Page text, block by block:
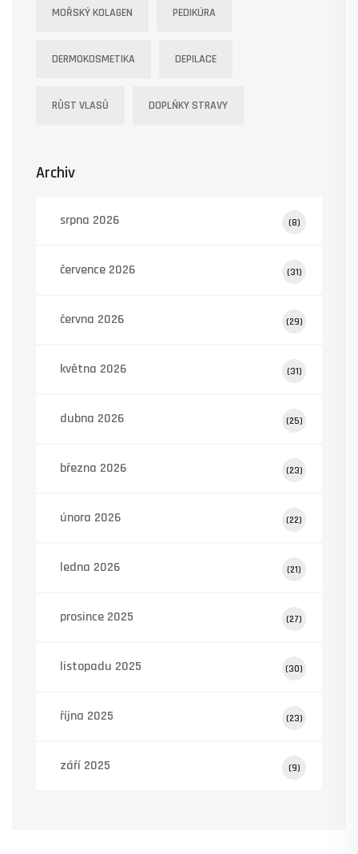
MOŘSKÝ KOLAGEN PEDIKÚRA
DERMOKOSMETIKA DEPILACE
RŮST VLASŮ DOPLŇKY STRAVY
Archiv
srpna 2026 (8)
července 2026 (31)
června 2026 (29)
května 2026 (31)
dubna 2026 (25)
března 2026 (23)
února 2026 (22)
ledna 2026 (21)
prosince 2025 (27)
listopadu 2025 (30)
října 2025 (23)
září 2025 (9)